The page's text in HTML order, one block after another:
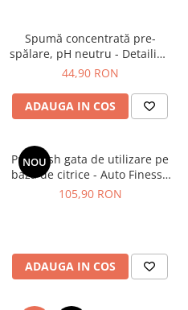
Spumă concentrată pre-
spălare, pH neutru - Detailing
Kingdom Foam Bath (500ml)
44,90 RON
ADAUGA IN COS
NOU
Pre-wash gata de utilizare pe
bază de citrice - Auto Finesse
Citrus Power (1L)
105,90 RON
ADAUGA IN COS